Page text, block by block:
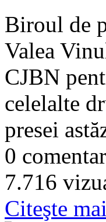
Biroul de
Valea
CJBN
celelalte
presei
0
7.716
Citeşte